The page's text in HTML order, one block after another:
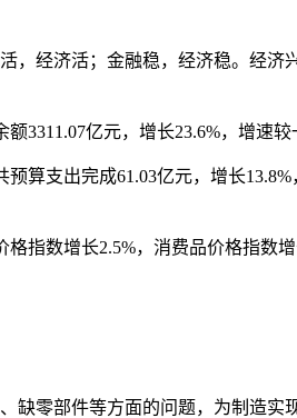
经济活；金融稳，经济稳。经济
亿元，增长23.6%，增速较
算支出完成61.03亿元，增长
指数增长2.5%，消费品价格指数
零部件等方面的问题，为制造实